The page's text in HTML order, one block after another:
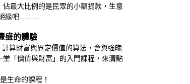
最大比例的是民眾的小額捐款，生意
絕緣吧………
盛的體驗
算財富與界定價值的算法，會與強魄
「價值與財富」的入門課程，來清點
生命的課程！